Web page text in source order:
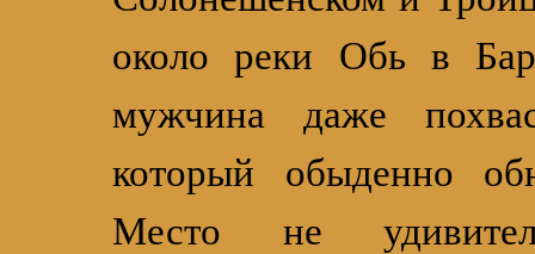
около реки Обь в
мужчина даже
который обыденно
Место не